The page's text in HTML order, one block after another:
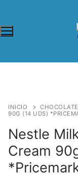
INICIO
90G (14 UDS)
Nestle
Cream